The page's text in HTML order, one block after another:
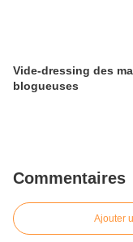
Vide-dressing des
blogueuses
Commentaires
Ajouter